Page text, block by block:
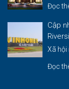
Đọc
Cập
Xã hội
Đọc